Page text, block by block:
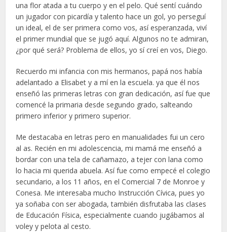
una flor atada a tu cuerpo y en el pelo. Qué sentí cuándo
un jugador con picardía y talento hace un gol, yo perseguí
un ideal, el de ser primera como vos, así esperanzada, viví
el primer mundial que se jugó aquí. Algunos no te admiran,
¿por qué será? Problema de ellos, yo sí creí en vos, Diego.
Recuerdo mi infancia con mis hermanos, papá nos había
adelantado a Elisabet y a mí en la escuela. ya que él nos
enseñó las primeras letras con gran dedicación, así fue que
comencé la primaria desde segundo grado, salteando
primero inferior y primero superior.
Me destacaba en letras pero en manualidades fui un cero
al as. Recién en mi adolescencia, mi mamá me enseñó a
bordar con una tela de cañamazo, a tejer con lana como
lo hacia mi querida abuela. Así fue como empecé el colegio
secundario, a los 11 años, en el Comercial 7 de Monroe y
Conesa. Me interesaba mucho Instrucción Cívica, pues yo
ya soñaba con ser abogada, también disfrutaba las clases
de Educación Física, especialmente cuando jugábamos al
voley y pelota al cesto.